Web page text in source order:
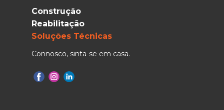
Construção
Reabilitação
Soluções Técnicas
Connosco, sinta-se em casa.